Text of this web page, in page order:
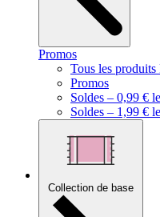
Promos
Tous les produits
Promos
Soldes – 0,99 €
Soldes – 1,99 €
Collection de base